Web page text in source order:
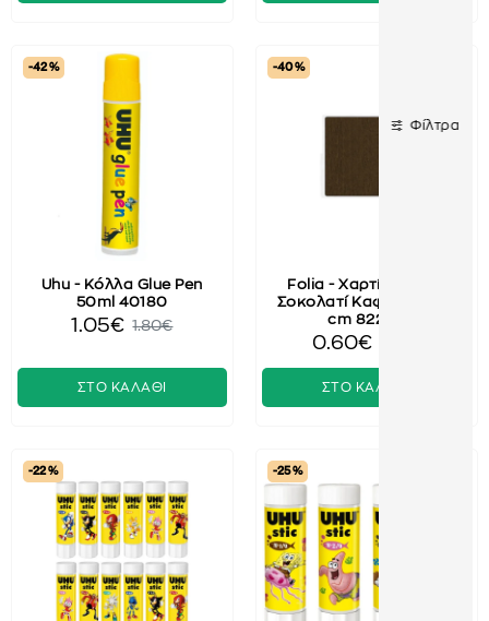
-42 %
Uhu - Κόλλα Glue Pen
50ml 40180
1.05€ 1.80€
ΣΤΟ ΚΑΛΑΘΙ
-40 %
Folia - Χαρτί Γκοφρέ,
Σοκολατί Καφέ 50x250
cm 822115
0.60€
ΣΤΟ ΚΑΛΑΘΙ
-22 % -25 %
Φίλτρα